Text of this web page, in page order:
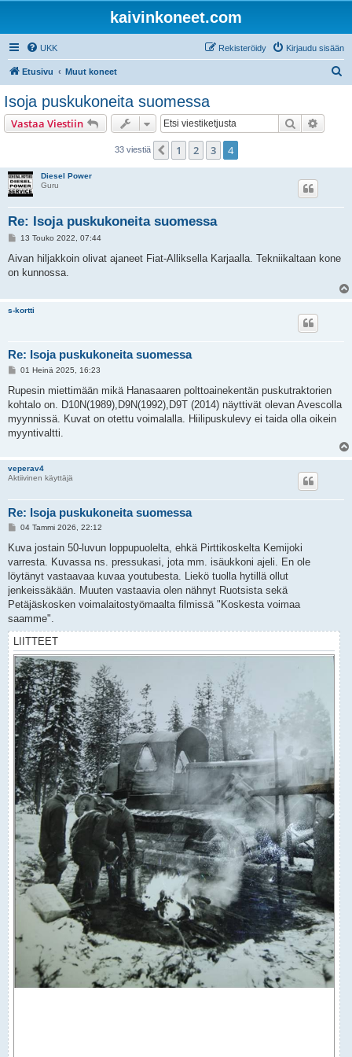
kaivinkoneet.com
UKK Kirjaudu sisään
Rekisteröidy
Etusivu Muut koneet
Isoja puskukoneita suomessa
Vastaa Viestiin Etsi
33 viestiä Edellinen
1 2 3 4
Diesel Power
Guru
Re: Isoja puskukoneita suomessa
V
e
t
13 Touko 2022, 07:44
Aivan hiljakkoin olivat ajaneet Fiat-Alliksella Karjaalla. Tekniikaltaan kone
on kunnossa.
s-kortti
Re: Isoja puskukoneita suomessa
V
e
s
t
i
01 Heinä 2025, 16:23
Rupesin miettimään mikä Hanasaaren polttoainekentän puskutraktorien
kohtalo on. D10N(1989),D9N(1992),D9T (2014) näyttivät olevan Avescolla
myynnissä. Kuvat on otettu voimalalla. Hiilipuskulevy ei taida olla oikein
myyntivaltti.
veperav4
Aktiivinen käyttäjä
Re: Isoja puskukoneita suomessa
V
e
t
i
04 Tammi 2026, 22:12
Kuva jostain 50-luvun loppupuolelta, ehkä Pirttikoskelta Kemijoki
varresta. Kuvassa ns. pressukasi, jota mm. isäukkoni ajeli. En ole
löytänyt vastaavaa kuvaa youtubesta. Liekö tuolla hytillä ollut
jenkeissäkään. Muuten vastaavia olen nähnyt Ruotsista sekä
Petäjäskosken voimalaitostyömaalta filmissä "Koskesta voimaa
saamme".
LIITTEET